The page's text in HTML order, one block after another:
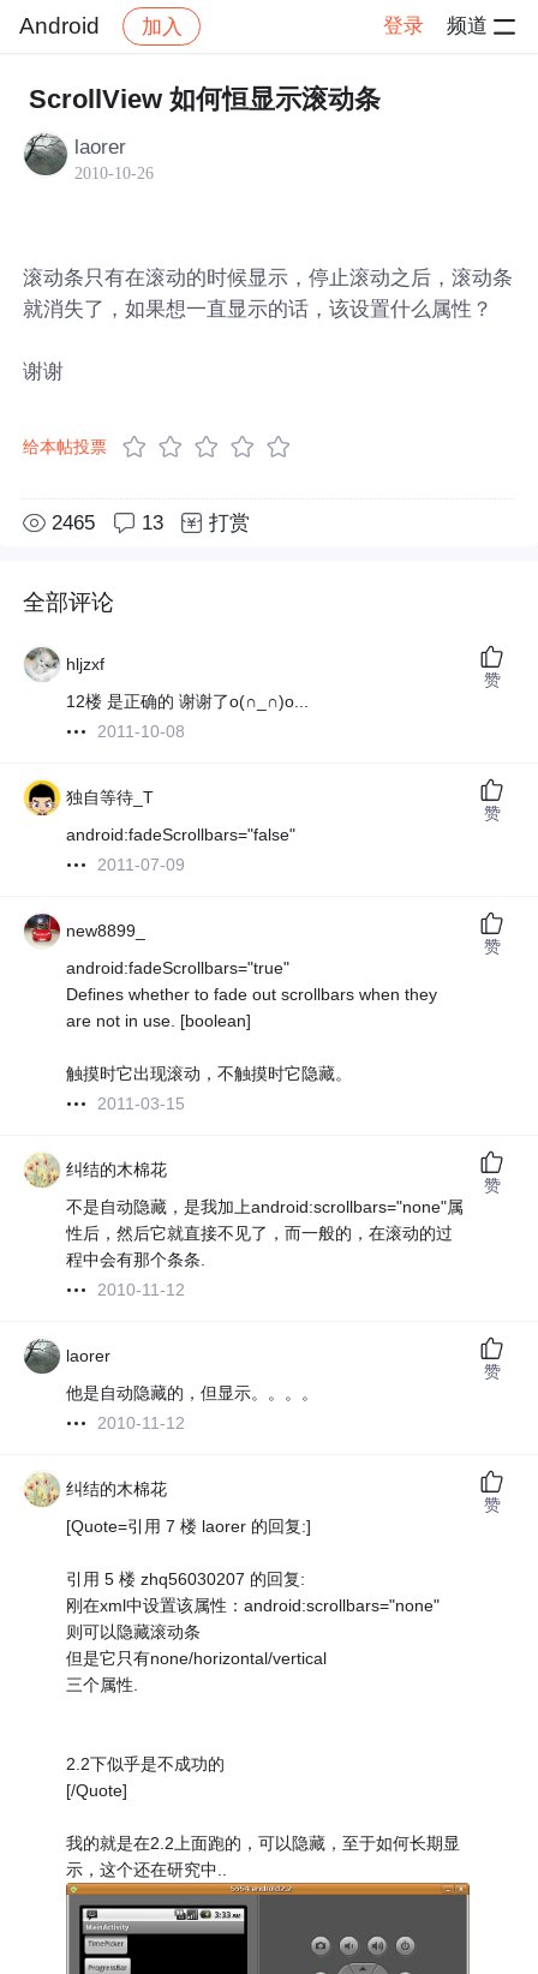
Android 加入 登录 频道
社区 Android 帖子详情
ScrollView 如何恒显示滚动条
laorer
2010-10-26
滚动条只有在滚动的时候显示，停止滚动之后，滚动条
就消失了，如果想一直显示的话，该设置什么属性？
谢谢
给本帖投票
2465 13 打赏
全部评论
hljzxf
12楼 是正确的 谢谢了o(∩_∩)o...
2011-10-08
赞
独自等待_T
android:fadeScrollbars="false"
2011-07-09
赞
new8899_
android:fadeScrollbars="true"
Defines whether to fade out scrollbars when they
are not in use. [boolean]
触摸时它出现滚动，不触摸时它隐藏。
2011-03-15
赞
纠结的木棉花
不是自动隐藏，是我加上android:scrollbars="none"属
性后，然后它就直接不见了，而一般的，在滚动的过
程中会有那个条条.
2010-11-12
赞
laorer
他是自动隐藏的，但显示。。。。
2010-11-12
赞
纠结的木棉花
[Quote=引用 7 楼 laorer 的回复:]
引用 5 楼 zhq56030207 的回复:
刚在xml中设置该属性：android:scrollbars="none"
则可以隐藏滚动条
但是它只有none/horizontal/vertical
三个属性.
2.2下似乎是不成功的
[/Quote]
我的就是在2.2上面跑的，可以隐藏，至于如何长期显
示，这个还在研究中..
赞